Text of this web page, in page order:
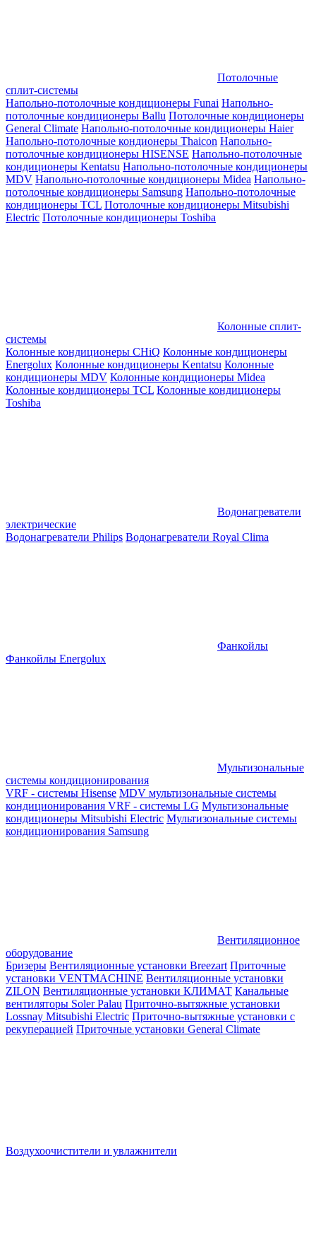
Потолочные
сплит-системы
Напольно-потолочные кондиционеры Funai Напольно-
потолочные кондиционеры Ballu Потолочные кондиционеры
General Climate Напольно-потолочные кондиционеры Haier
Напольно-потолочные кондионеры Thaicon Напольно-
потолочные кондиционеры HISENSE Напольно-потолочные
кондиционеры Kentatsu Напольно-потолочные кондиционеры
MDV Напольно-потолочные кондиционеры Midea Напольно-
потолочные кондиционеры Samsung Напольно-потолочные
кондиционеры TCL Потолочные кондиционеры Mitsubishi
Electric Потолочные кондиционеры Toshiba
Колонные сплит-
системы
Колонные кондиционеры CHiQ Колонные кондиционеры
Energolux Колонные кондиционеры Kentatsu Колонные
кондиционеры MDV Колонные кондиционеры Midea
Колонные кондиционеры TCL Колонные кондиционеры
Toshiba
Водонагреватели
электрические
Водонагреватели Philips Водонагреватели Royal Clima
Фанкойлы
Фанкойлы Energolux
Мультизональные
системы кондиционирования
VRF - системы Hisense MDV мультизональные системы
кондиционирования VRF - системы LG Мультизональные
кондиционеры Mitsubishi Electric Мультизональные системы
кондиционирования Samsung
Вентиляционное
оборудование
Бризеры Вентиляционные установки Breezart Приточные
установки VENTMACHINE Вентиляционные установки
ZILON Вентиляционные установки КЛИМАТ Канальные
вентиляторы Soler Palau Приточно-вытяжные установки
Lossnay Mitsubishi Electric Приточно-вытяжные установки с
рекуперацией Приточные установки General Climate
Воздухоочистители и увлажнители